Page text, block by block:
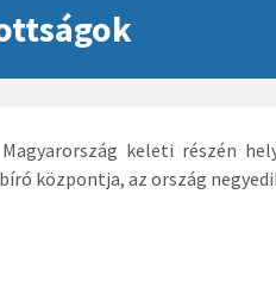
keleti részén
központja, az ország